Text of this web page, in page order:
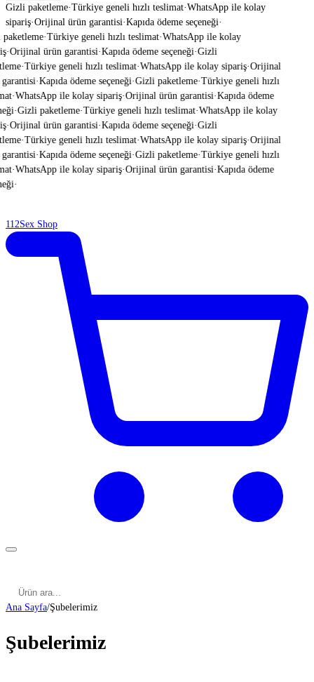
Gizli paketleme·Türkiye geneli hızlı teslimat·WhatsApp ile kolay
sipariş·Orijinal ürün garantisi·Kapıda ödeme seçeneği·
·Türkiye geneli hızlı teslimat·WhatsApp ile kolay
·Orijinal ürün garantisi·Kapıda ödeme seçeneği·Gizli
·Türkiye geneli hızlı teslimat·WhatsApp ile kolay sipariş·Orijinal
·Kapıda ödeme seçeneği·Gizli paketleme·Türkiye geneli hızlı
·WhatsApp ile kolay sipariş·Orijinal ürün garantisi·Kapıda ödeme
·Gizli paketleme·Türkiye geneli hızlı teslimat·WhatsApp ile kolay
·Orijinal ürün garantisi·Kapıda ödeme seçeneği·Gizli
·Türkiye geneli hızlı teslimat·WhatsApp ile kolay sipariş·Orijinal
·Kapıda ödeme seçeneği·Gizli paketleme·Türkiye geneli hızlı
·WhatsApp ile kolay sipariş·Orijinal ürün garantisi·Kapıda ödeme
·
112Sex Shop
Ana Sayfa/Şubelerimiz
Şubelerimiz